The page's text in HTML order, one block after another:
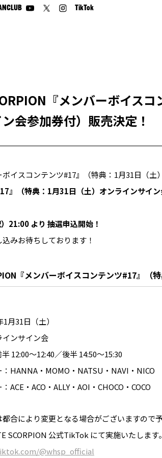
TikTok
『メンバーボイス
会参加券付）販売決定！
イスコンテンツ#17』（特典：1月31日（土
』（特典：1月31日（土）オンラインサイン
21:00 より 抽選申込開始！
みお待ちしております！
『メンバーボイスコンテンツ#17』（
月31日（土）
ンサイン会
12:00〜12:40／後半 14:50〜15:30
HANNA・MOMO・NATSU・NAVI・NICO
ACE・ACO・ALLY・AOI・CHOCO・COCO
合により変更となる場合がございますので
SCORPION 公式TikTok にて実施いたします。
@whsp_official